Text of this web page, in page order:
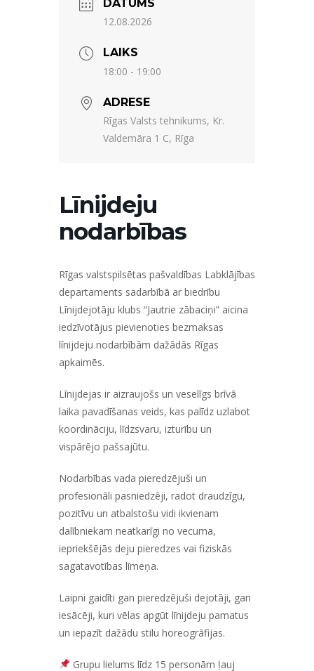
DATUMS
12.08.2026
LAIKS
18:00 - 19:00
ADRESE
Rīgas Valsts tehnikums, Kr.
Valdemāra 1 C, Rīga
Līnijdeju
nodarbības
Rīgas valstspilsētas pašvaldības Labklājības
departaments sadarbībā ar biedrību
Līnijdejotāju klubs “Jautrie zābaciņi” aicina
iedzīvotājus pievienoties bezmaksas
līnijdeju nodarbībām dažādās Rīgas
apkaimēs.
Līnijdejas ir aizraujošs un veselīgs brīvā
laika pavadīšanas veids, kas palīdz uzlabot
koordināciju, līdzsvaru, izturību un
vispārējo pašsajūtu.
Nodarbības vada pieredzējuši un
profesionāli pasniedzēji, radot draudzīgu,
pozitīvu un atbalstošu vidi ikvienam
dalībniekam neatkarīgi no vecuma,
iepriekšējās deju pieredzes vai fiziskās
sagatavotības līmeņa.
Laipni gaidīti gan pieredzējuši dejotāji, gan
iesācēji, kuri vēlas apgūt līnijdeju pamatus
un iepazīt dažādu stilu horeogrāfijas.
Grupu lielums līdz 15 personām ļauj